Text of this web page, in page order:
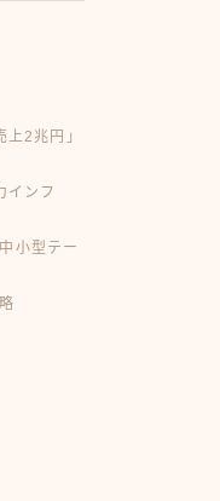
2兆円」
インフ
小型テー